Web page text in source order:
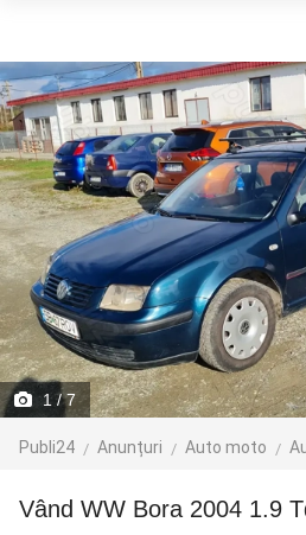
1/ 7
Publi24 Anunțuri Auto moto
Vând WW Bora 2004 1.9